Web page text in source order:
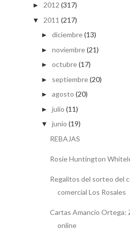
► 2012 (317)
▼ 2011 (217)
► diciembre(13)
► noviembre(21)
► octubre(17)
► septiembre(20)
► agosto (20)
► julio (11)
▼ junio (19)
REBAJAS
Rosie Huntington
Regalitos del sorteo del
comercial Los Rosales
Cartas Amancio Ortega:
online